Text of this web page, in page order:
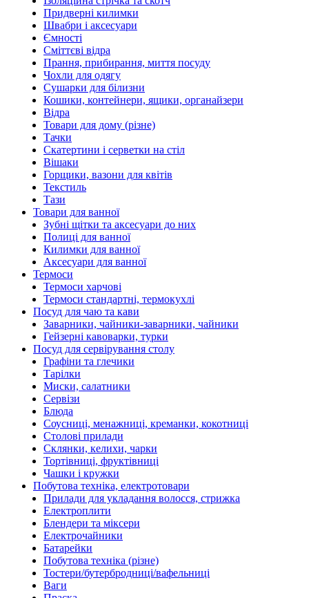
Придверні килимки
Швабри і аксесуари
Ємності
Сміттєві відра
Прання, прибирання, миття посуду
Чохли для одягу
Сушарки для білизни
Кошики, контейнери, ящики, органайзери
Відра
Товари для дому (різне)
Тачки
Скатертини і серветки на стіл
Вішаки
Горщики, вазони для квітів
Текстиль
Тази
Товари для ванної
Зубні щітки та аксесуари до них
Полиці для ванної
Килимки для ванної
Аксесуари для ванної
Термоси
Термоси харчові
Термоси стандартні, термокухлі
Посуд для чаю та кави
Заварники, чайники-заварники, чайники
Гейзерні кавоварки, турки
Посуд для сервірування столу
Графіни та глечики
Тарілки
Миски, салатники
Сервізи
Блюда
Соусниці, менажниці, креманки, кокотниці
Столові прилади
Склянки, келихи, чарки
Тортівниці, фруктівниці
Чашки і кружки
Побутова техніка, електротовари
Прилади для укладання волосся, стрижка
Електроплити
Блендери та міксери
Електрочайники
Батарейки
Побутова техніка (різне)
Тостери/бутербродниці/вафельниці
Ваги